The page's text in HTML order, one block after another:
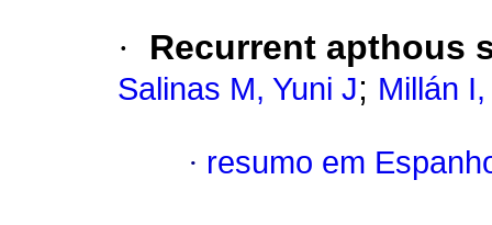
· Recurrent apthous
Salinas M, Yuni J; Millán
· resumo em